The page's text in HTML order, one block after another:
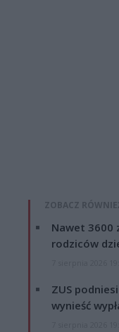
ZOBACZ
Nawet 3600
rodziców
ZUS
wynieść